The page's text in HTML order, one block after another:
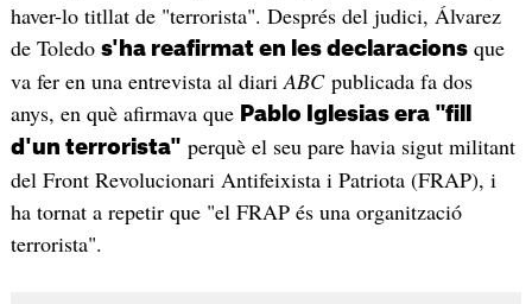
haver-lo titllat de "terrorista". Després del judici, Álvarez
de Toledo s'ha reafirmat en les declaracionsque
va fer en una entrevista al diariABCpublicada fa dos
anys, en què afirmava que Pablo Iglesias era "fill
d'un terrorista" perquè el seu pare havia sigut militant
del Front Revolucionari Antifeixista i Patriota (FRAP), i
ha tornat a repetir que "el FRAP és una organització
terrorista".